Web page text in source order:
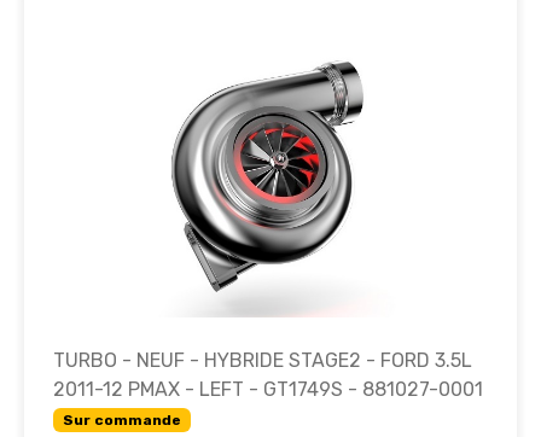
TURBO - NEUF - HYBRIDE STAGE2 - FORD 3.5L
2011-12 PMAX - LEFT - GT1749S - 881027-0001
Sur commande